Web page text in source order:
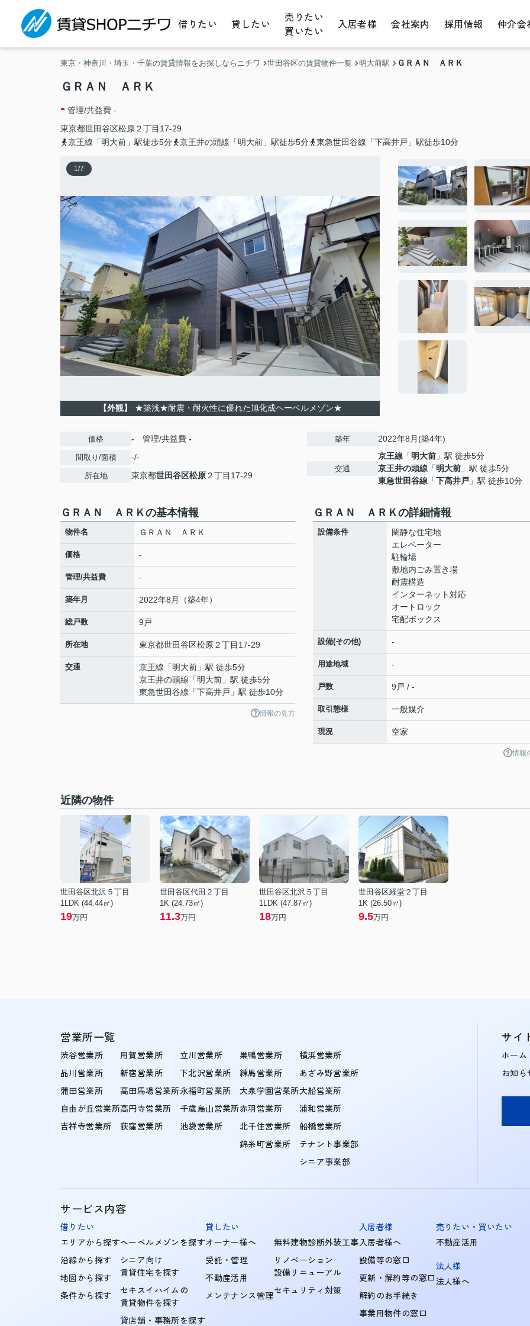
借りたい 貸したい
売りたい
買いたい
入居者様 会社案内 採用情報 仲介会
東京・神奈川・埼玉・千葉の賃貸情報をお探しならニチワ 世田谷区の賃貸物件一覧 明大前駅 ＧＲＡＮ ＡＲＫ
ＧＲＡＮ ＡＲＫ
- 管理/共益費 -
東京都世田谷区松原２丁目17-29
京王線「明大前」駅徒歩5分
京王井の頭線「明大前」駅徒歩5分 東急世田谷線「下高井戸」駅徒歩10分
1/7
【外観】 ★築浅★耐震・耐火性に優れた旭化成ヘーベルメゾン★
価格 - 管理/共益費 -
間取り/面積 -/-
所在地 東京都世田谷区松原２丁目17-29
築年 2022年8月(築4年)
交通
京王線 「明大前 」駅 徒歩5分
京王井の頭線 「明大前 」駅 徒歩5分
東急世田谷線 「下高井戸 」駅 徒歩10分
ＧＲＡＮ ＡＲＫの基本情報
物件名 ＧＲＡＮ ＡＲＫ
価格 -
管理/共益費 -
築年月 2022年8月（築4年）
総戸数 9戸
所在地 東京都世田谷区松原２丁目17-29
交通 京王線 「明大前 」駅 徒歩5分
京王井の頭線 「明大前 」駅 徒歩5分
東急世田谷線 「下高井戸 」駅 徒歩10分
情報の見方
ＧＲＡＮ ＡＲＫの詳細情報
設備条件
閑静な住宅地
エレベーター
駐輪場
敷地内ごみ置き場
耐震構造
インターネット対応
オートロック
宅配ボックス
設備(その他) -
用途地域 -
戸数 9戸 / -
取引態様 一般媒介
現況 空家
情報
近隣の物件
世田谷区北沢５丁目
1LDK (44.44㎡)
19万円
世田谷区代田２丁目
1K (24.73㎡)
11.3万円
世田谷区北沢５丁目
1LDK (47.87㎡)
18万円
世田谷区経堂２丁目
1K (26.50㎡)
9.5万円
営業所一覧
渋谷営業所
品川営業所
蒲田営業所
自由が丘営業所
吉祥寺営業所
用賀営業所
新宿営業所
高田馬場営業所
高円寺営業所
荻窪営業所
立川営業所
下北沢営業所
永福町営業所
千歳烏山営業所
池袋営業所
巣鴨営業所
練馬営業所
大泉学園営業所
赤羽営業所
北千住営業所
錦糸町営業所
横浜営業所
あざみ野営業所
大船営業所
浦和営業所
船橋営業所
テナント事業部
シニア事業部
サイ
ホーム
お知ら
サービス内容
借りたい
エリアから探す
沿線から探す
地図から探す
条件から探す
ヘーベルメゾンを探す
シニア向け
賃貸住宅を探す
セキスイハイムの
賃貸物件を探す
貸店舗・事務所を探す
貸したい
オーナー様へ
受託・管理
不動産活用
メンテナンス管理
無料建物診断外装工事
リノベーション
設備リニューアル
セキュリティ対策
入居者様
入居者様へ
設備等の窓口
更新・解約等の窓口
解約のお手続き
事業用物件の窓口
売りたい・買いたい
不動産活用
法人様
法人様へ